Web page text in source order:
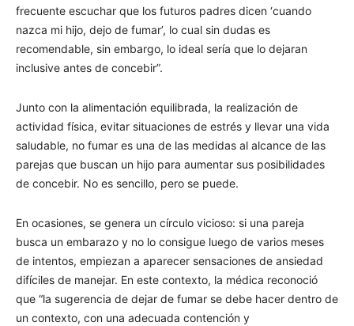
frecuente escuchar que los futuros padres dicen ‘cuando
nazca mi hijo, dejo de fumar’, lo cual sin dudas es
recomendable, sin embargo, lo ideal sería que lo dejaran
inclusive antes de concebir”.
Junto con la alimentación equilibrada, la realización de
actividad física, evitar situaciones de estrés y llevar una vida
saludable, no fumar es una de las medidas al alcance de las
parejas que buscan un hijo para aumentar sus posibilidades
de concebir. No es sencillo, pero se puede.
En ocasiones, se genera un círculo vicioso: si una pareja
busca un embarazo y no lo consigue luego de varios meses
de intentos, empiezan a aparecer sensaciones de ansiedad
difíciles de manejar. En este contexto, la médica reconoció
que “la sugerencia de dejar de fumar se debe hacer dentro de
un contexto, con una adecuada contención y